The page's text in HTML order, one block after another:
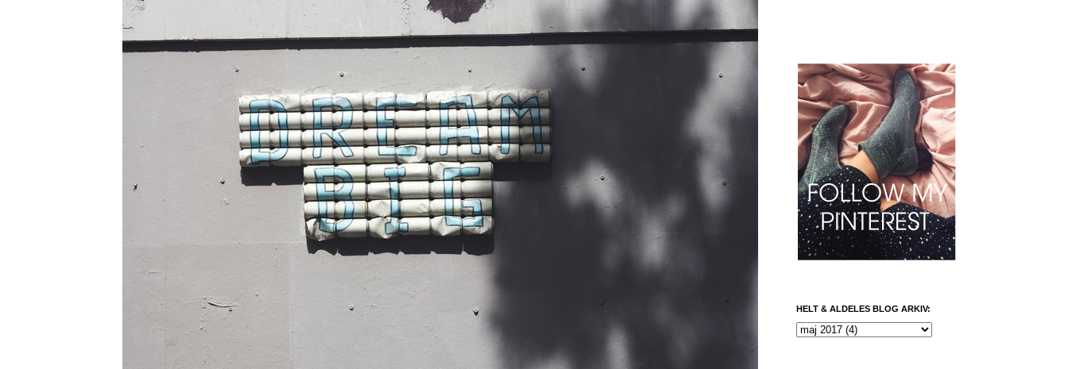
HELT & ALDELES BLOG ARKIV: